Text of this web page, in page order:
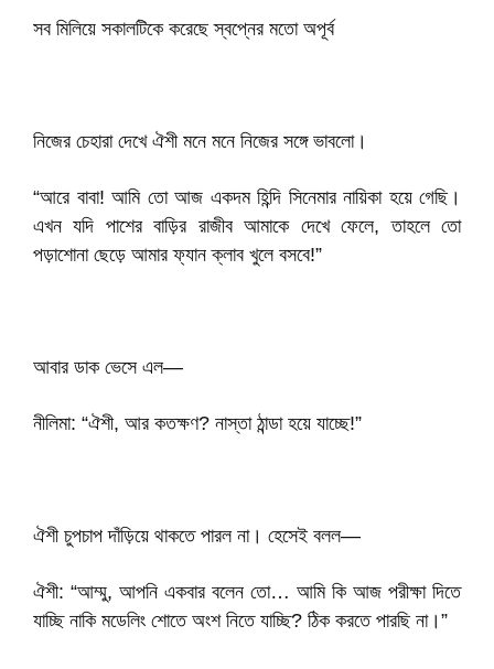
সব মিলিয়ে সকালটিকে করেছে স্বপ্নের মতো অপূর্ব
নিজের চেহারা দেখে ঐশী মনে মনে নিজের সঙ্গে ভাবলো।
“আরে বাবা! আমি তো আজ একদম হিন্দি সিনেমার নায়িকা হয়ে গেছি।
এখন যদি পাশের বাড়ির রাজীব আমাকে দেখে ফেলে, তাহলে তো
পড়াশোনা ছেড়ে আমার ফ্যান ক্লাব খুলে বসবে!”
আবার ডাক ভেসে এল—
নীলিমা: “ঐশী, আর কতক্ষণ? নাস্তা ঠান্ডা হয়ে যাচ্ছে!”
ঐশী চুপচাপ দাঁড়িয়ে থাকতে পারল না। হেসেই বলল—
ঐশী: “আম্মু, আপনি একবার বলেন তো… আমি কি আজ পরীক্ষা দিতে
যাচ্ছি নাকি মডেলিং শোতে অংশ নিতে যাচ্ছি? ঠিক করতে পারছি না।”